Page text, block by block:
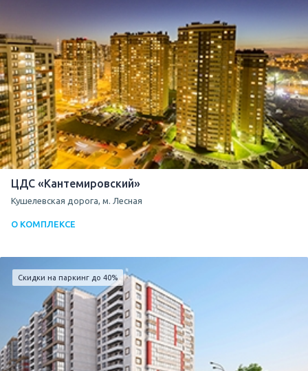
ЦДС «Кантемировский»
Кушелевская дорога, м. Лесная
О КОМПЛЕКСЕ
Скидки на паркинг до 40%